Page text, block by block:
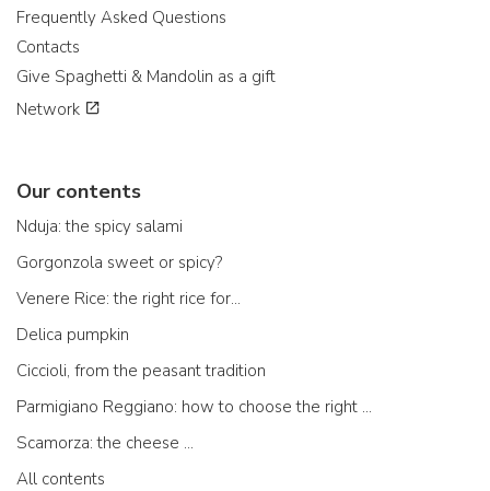
Frequently Asked Questions
Contacts
Give Spaghetti & Mandolin as a gift
Network
Our contents
Nduja: the spicy salami
Gorgonzola sweet or spicy?
Venere Rice: the right rice for...
Delica pumpkin
Ciccioli, from the peasant tradition
Parmigiano Reggiano: how to choose the right one
Scamorza: the cheese ...
All contents